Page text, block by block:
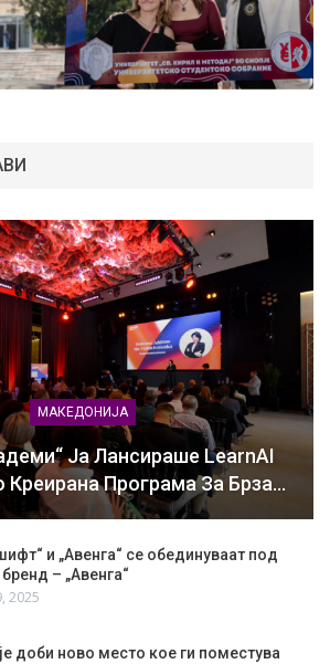
МАКЕДОНИЈА
Ја Лансираше LearnAI
Креирана Програма За Брза…
и „Авенга“ се обединуваат под
– „Авенга“
2025
доби ново место кое ги поместува